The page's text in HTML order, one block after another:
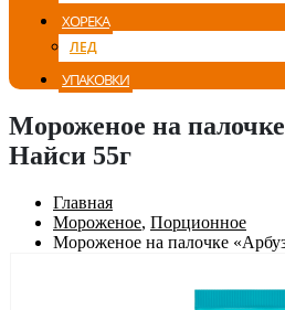
ХОРЕКА
ЛЕД
УПАКОВКИ
Мороженое на
Найси 55г
Главная
Мороженое, Порционное
Мороженое на палочке